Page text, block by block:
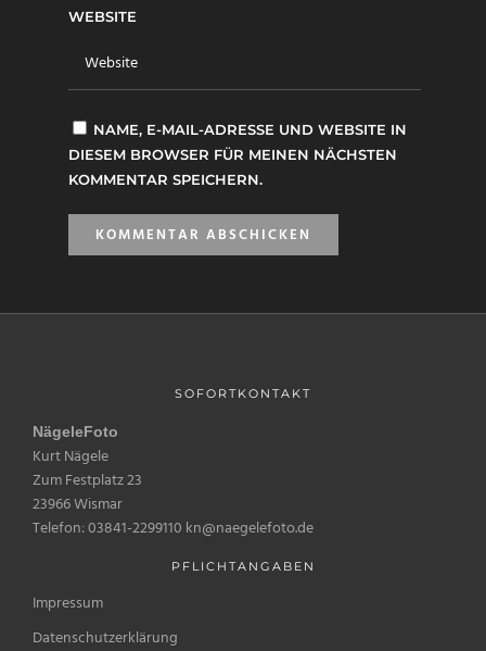
WEBSITE
NAME, E-MAIL-ADRESSE UND WEBSITE IN
DIESEM BROWSER FÜR MEINEN NÄCHSTEN
KOMMENTAR SPEICHERN.
SOFORTKONTAKT
NägeleFoto
Kurt Nägele
Zum Festplatz 23
23966 Wismar
Telefon: 03841-2299110 kn@naegelefoto.de
PFLICHTANGABEN
Impressum
Datenschutzerklärung